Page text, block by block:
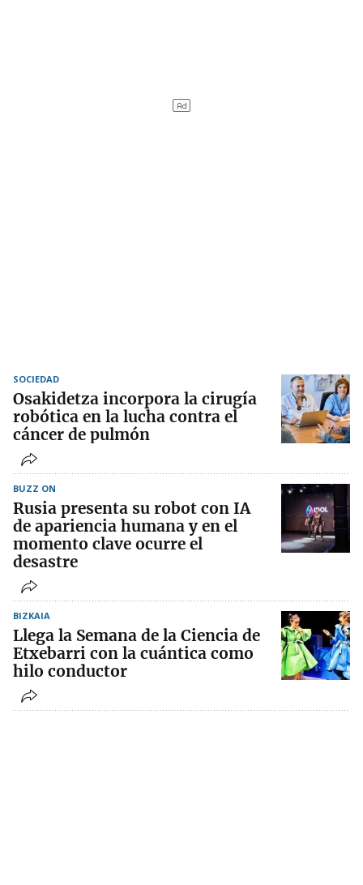
SOCIEDAD
Osakidetza incorpora la cirugía
robótica en la lucha contra el
cáncer de pulmón
BUZZ ON
Rusia presenta su robot con IA
de apariencia humana y en el
momento clave ocurre el
desastre
BIZKAIA
Llega la Semana de la Ciencia de
Etxebarri con la cuántica como
hilo conductor